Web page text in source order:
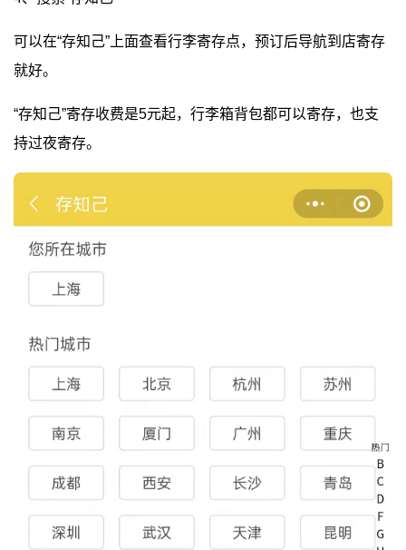
可以在“存知己”上面查看行李寄存点，预订后导航到店寄存
就好。
“存知己”寄存收费是5元起，行李箱背包都可以寄存，也支
持过夜寄存。